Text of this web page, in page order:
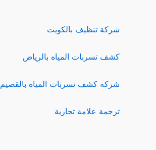
شركة تنظيف بالكويت
كشف تسربات المياه بالرياض
شركه كشف تسربات المياه بالقصيم
ترجمة علامة تجارية